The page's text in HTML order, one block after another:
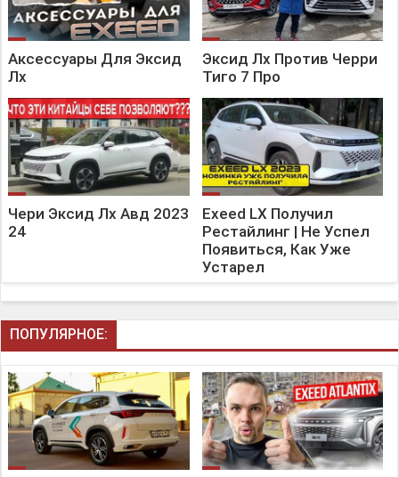
Аксессуары Для Эксид
Лх
Эксид Лх Против Черри
Тиго 7 Про
Чери Эксид Лх Авд 2023
24
Exeed LX Получил
Рестайлинг | Не Успел
Появиться, Как Уже
Устарел
ПОПУЛЯРНОЕ: